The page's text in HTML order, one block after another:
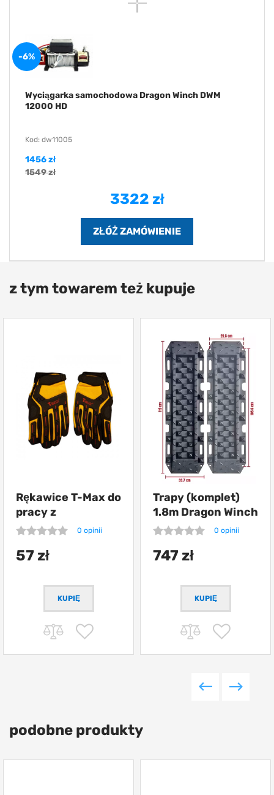
-6%
Wyciągarka samochodowa Dragon Winch DWM
12000 HD
Kod: dw11005
1456 zł
1549 zł
3322 zł
z tym towarem też kupuje
Rękawice T-Max do
pracy z
wyciągarką0 opinii
57 zł
Trapy (komplet)
1.8m Dragon Winch
0 opinii
747 zł
podobne produkty